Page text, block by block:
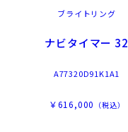
ブライトリング
ナビタイマー 32
A77320D91K1A1
￥616,000 （税込）